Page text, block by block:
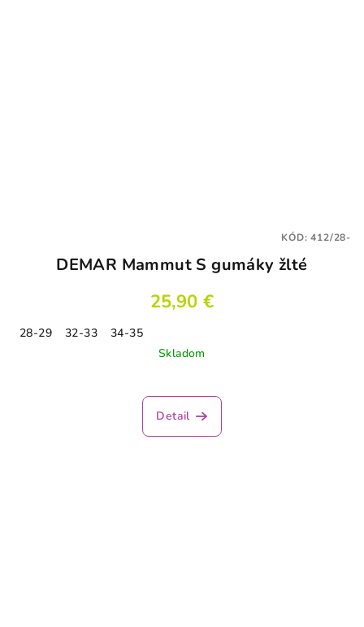
DEMAR Mammut S gumáky žlté
25,90 €
28-29 32-33
34-35
Skladom
Detail
KÓD:412/28-